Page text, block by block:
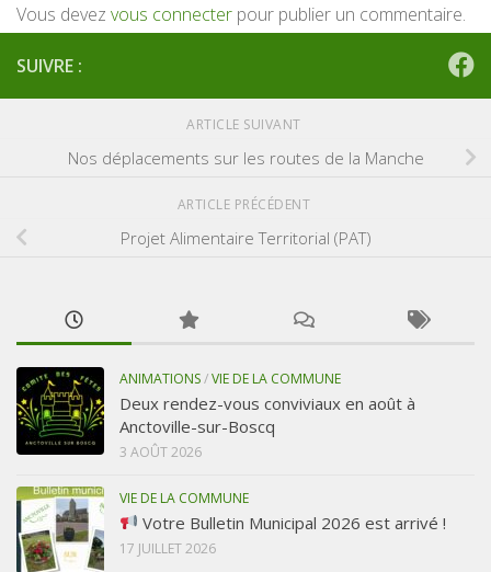
Vous devez vous connecter pour publier un commentaire.
SUIVRE :
ARTICLE SUIVANT
Nos déplacements sur les routes de la Manche
ARTICLE PRÉCÉDENT
Projet Alimentaire Territorial (PAT)
ANIMATIONS/VIE DE LA COMMUNE
Deux rendez-vous conviviaux en août à
Anctoville-sur-Boscq
3 AOÛT 2026
VIE DE LA COMMUNE
Votre Bulletin Municipal 2026 est arrivé !
17 JUILLET 2026